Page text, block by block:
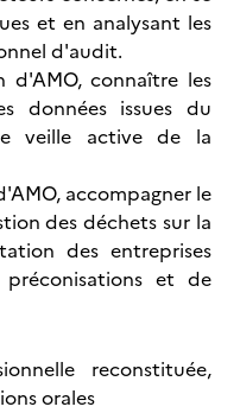
et en analysant les
d'audit.
d'AMO, connaître les
données issues du
veille active de la
accompagner le
des déchets sur la
des entreprises
et de
reconstituée,
orales